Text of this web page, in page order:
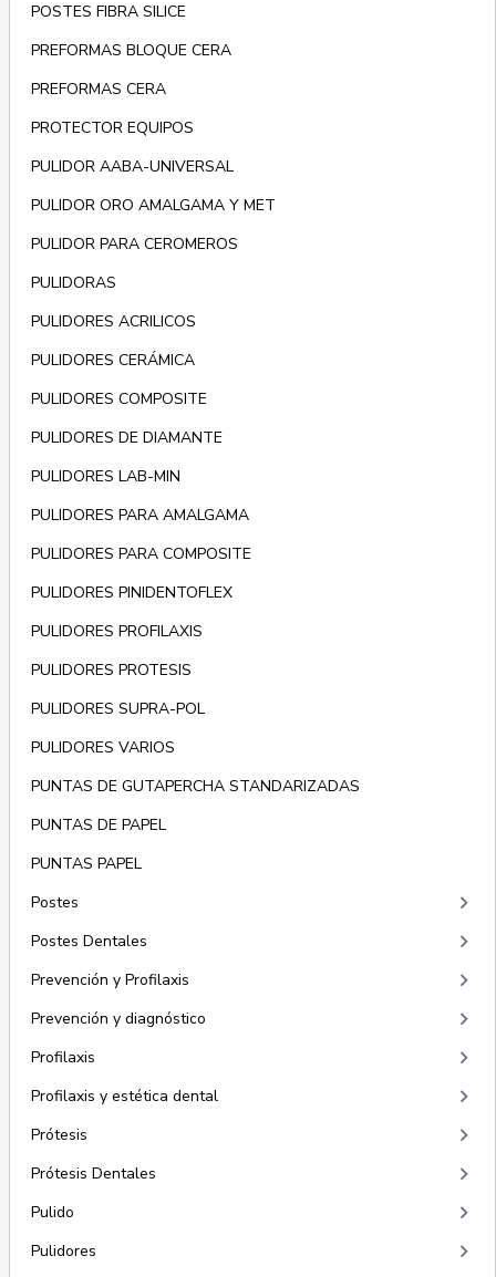
POSTES FIBRA SILICE
PREFORMAS BLOQUE CERA
PREFORMAS CERA
PROTECTOR EQUIPOS
PULIDOR AABA-UNIVERSAL
PULIDOR ORO AMALGAMA Y MET
PULIDOR PARA CEROMEROS
PULIDORAS
PULIDORES ACRILICOS
PULIDORES CERÁMICA
PULIDORES COMPOSITE
PULIDORES DE DIAMANTE
PULIDORES LAB-MIN
PULIDORES PARA AMALGAMA
PULIDORES PARA COMPOSITE
PULIDORES PINIDENTOFLEX
PULIDORES PROFILAXIS
PULIDORES PROTESIS
PULIDORES SUPRA-POL
PULIDORES VARIOS
PUNTAS DE GUTAPERCHA STANDARIZADAS
PUNTAS DE PAPEL
PUNTAS PAPEL
Postes
keyboard_arrow_right
Postes Dentales keyboard_arrow_right
Prevención y Profilaxis keyboard_arrow_right
Prevención y diagnóstico keyboard_arrow_right
Profilaxis keyboard_arrow_right
Profilaxis y estética dental keyboard_arrow_right
Prótesis keyboard_arrow_right
Prótesis Dentales keyboard_arrow_right
Pulido keyboard_arrow_right
Pulidores keyboard_arrow_right